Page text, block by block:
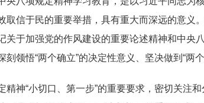
取信于民的重要举措，具有重大而深远的意
关于加强党的作风建设的重要论述精神和中
领悟“两个确立”的决定性意义、坚决做到“两个
精神“小切口、第一步”的重要要求，密切关注